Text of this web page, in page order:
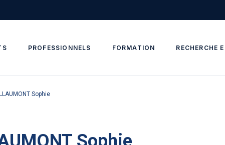
PROFESSIONNELS FORMATION RECHERCHE
Sophie